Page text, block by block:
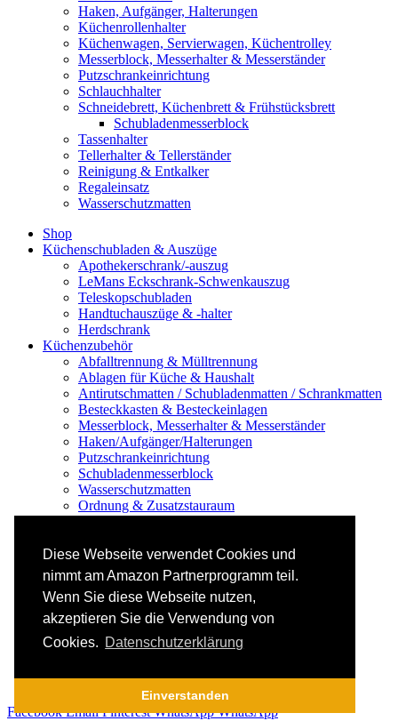
Diese Webseite verwendet Cookies und
nimmt am Amazon Partnerprogramm teil.
Wenn Sie diese Webseite nutzen,
akzeptieren Sie die Verwendung von
Cookies. Datenschutzerklärung
Einverstanden
Haken, Aufgänger, Halterungen
Küchenrollenhalter
Küchenwagen, Servierwagen, Küchentrolley
Messerblock, Messerhalter & Messerständer
Putzschrankeinrichtung
Schlauchhalter
Schneidebrett, Küchenbrett & Frühstücksbrett
Schubladenmesserblock
Tassenhalter
Tellerhalter & Tellerständer
Reinigung & Entkalker
Regaleinsatz
Wasserschutzmatten
Shop
Küchenschubladen & Auszüge
Apothekerschrank/-auszug
LeMans Eckschrank-Schwenkauszug
Teleskopschubladen
Handtuchauszüge & -halter
Herdschrank
Küchenzubehör
Abfalltrennung & Mülltrennung
Ablagen für Küche & Haushalt
Antirutschmatten / Schubladenmatten / Schrankmatten
Besteckkasten & Besteckeinlagen
Messerblock, Messerhalter & Messerständer
Haken/Aufgänger/Halterungen
Putzschrankeinrichtung
Schubladenmesserblock
Wasserschutzmatten
Ordnung & Zusatzstauraum
Gewürzregal & Gewürzboard
Regaleinsatz
Scharniere & Dämpfer
Küchen-Elektrogeräte
Küchen-Mixer & -Rührer
Küchenwaage
Smoothie Maker
Toaster
Facebook Email Pinterest WhatsApp WhatsApp